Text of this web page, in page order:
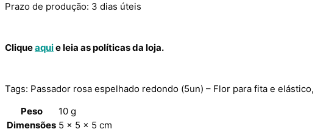
Prazo de produção: 3 dias úteis
Cliqueaquie leia as políticas da loja.
Tags: Passador rosa espelhado redondo (5un) – Flor para fita e
Peso
10 g
Dimensões 5 × 5 × 5 cm